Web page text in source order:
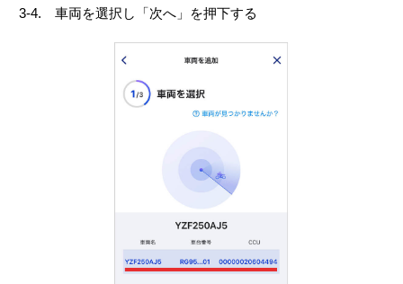
3-4. 車両を選択し「次へ」を押下する